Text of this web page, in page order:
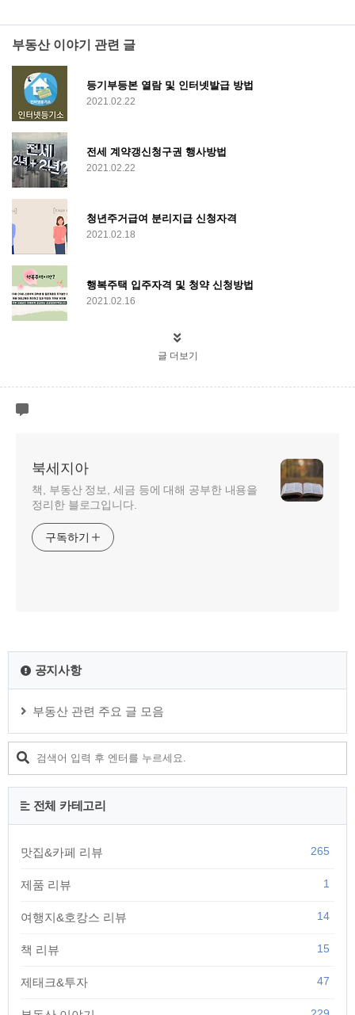
부동산 이야기 관련 글
등기부등본 열람 및 인터넷발급 방법
2021.02.22
전세 계약갱신청구권 행사방법
2021.02.22
청년주거급여 분리지급 신청자격
2021.02.18
행복주택 입주자격 및 청약 신청방법
2021.02.16
글 더보기
북세지아
책, 부동산 정보, 세금 등에 대해 공부한 내용을
정리한 블로그입니다.
구독하기
공지사항
부동산 관련 주요 글 모음
전체 카테고리
맛집&카페 리뷰 265
제품 리뷰 1
여행지&호캉스 리뷰 14
책 리뷰 15
제태크&투자 47